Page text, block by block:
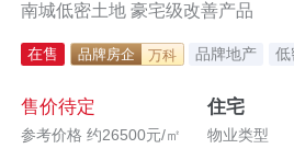
南城低密土地 豪宅级改善产品
在售 品牌房企 万科 品牌地产 低
售价待定
参考价格 约26500元/㎡
住宅
物业类型